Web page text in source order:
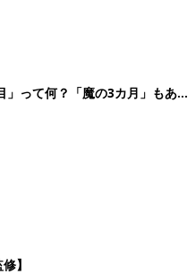
って何？「魔の3カ月」もある
】